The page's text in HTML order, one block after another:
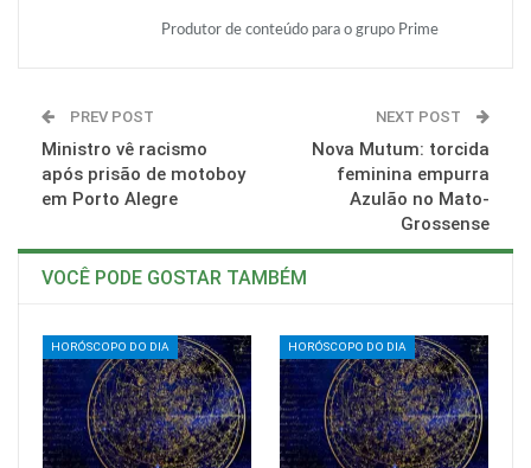
Produtor de conteúdo para o grupo Prime
PREV POST
Ministro vê racismo
após prisão de motoboy
em Porto Alegre
NEXT POST
Nova Mutum: torcida
feminina empurra
Azulão no Mato-
Grossense
VOCÊ PODE GOSTAR TAMBÉM
HORÓSCOPO DO DIA HORÓSCOPO DO DIA